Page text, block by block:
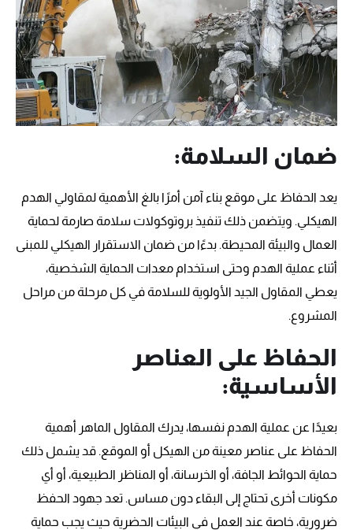
ضمان السلامة:
يعد الحفاظ على موقع بناء آمن أمرًا بالغ الأهمية لمقاولي الهدم
الهيكلي. ويتضمن ذلك تنفيذ بروتوكولات سلامة صارمة لحماية
العمال والبيئة المحيطة. بدءًا من ضمان الاستقرار الهيكلي للمبنى
أثناء عملية الهدم وحتى استخدام معدات الحماية الشخصية،
يعطي المقاول الجيد الأولوية للسلامة في كل مرحلة من مراحل
المشروع.
الحفاظ على العناصر
الأساسية:
بعيدًا عن عملية الهدم نفسها، يدرك المقاول الماهر أهمية
الحفاظ على عناصر معينة من الهيكل أو الموقع. قد يشمل ذلك
حماية الحوائط الجافة، أو الخرسانة، أو المناظر الطبيعية، أو أي
مكونات أخرى تحتاج إلى البقاء دون مساس. تعد جهود الحفظ
ضرورية، خاصة عند العمل في البيئات الحضرية حيث يجب حماية